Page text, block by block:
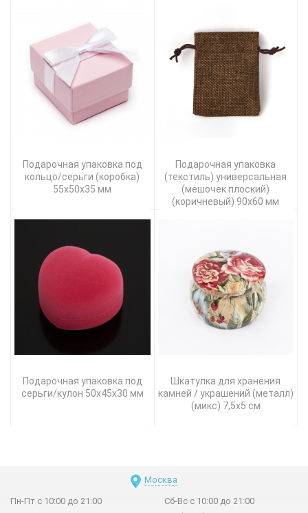
Подарочная упаковка под
кольцо/серьги (коробка)
55х50х35 мм
Подарочная упаковка
(текстиль) универсальная
(мешочек плоский)
(коричневый) 90х60 мм
Подарочная упаковка под
серьги/кулон 50х45х30 мм
Шкатулка для хранения
камней / украшений (металл)
(микс) 7,5х5 см
Москва
Пн-Пт с 10:00 до 21:00 Сб-Вс с 10:00 до 21:00